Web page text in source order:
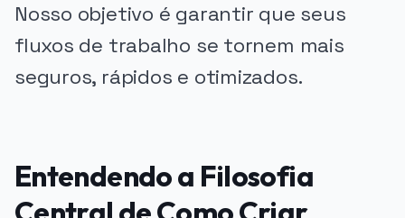
Nosso objetivo é garantir que seus
fluxos de trabalho se tornem mais
seguros, rápidos e otimizados.
Entendendo a Filosofia